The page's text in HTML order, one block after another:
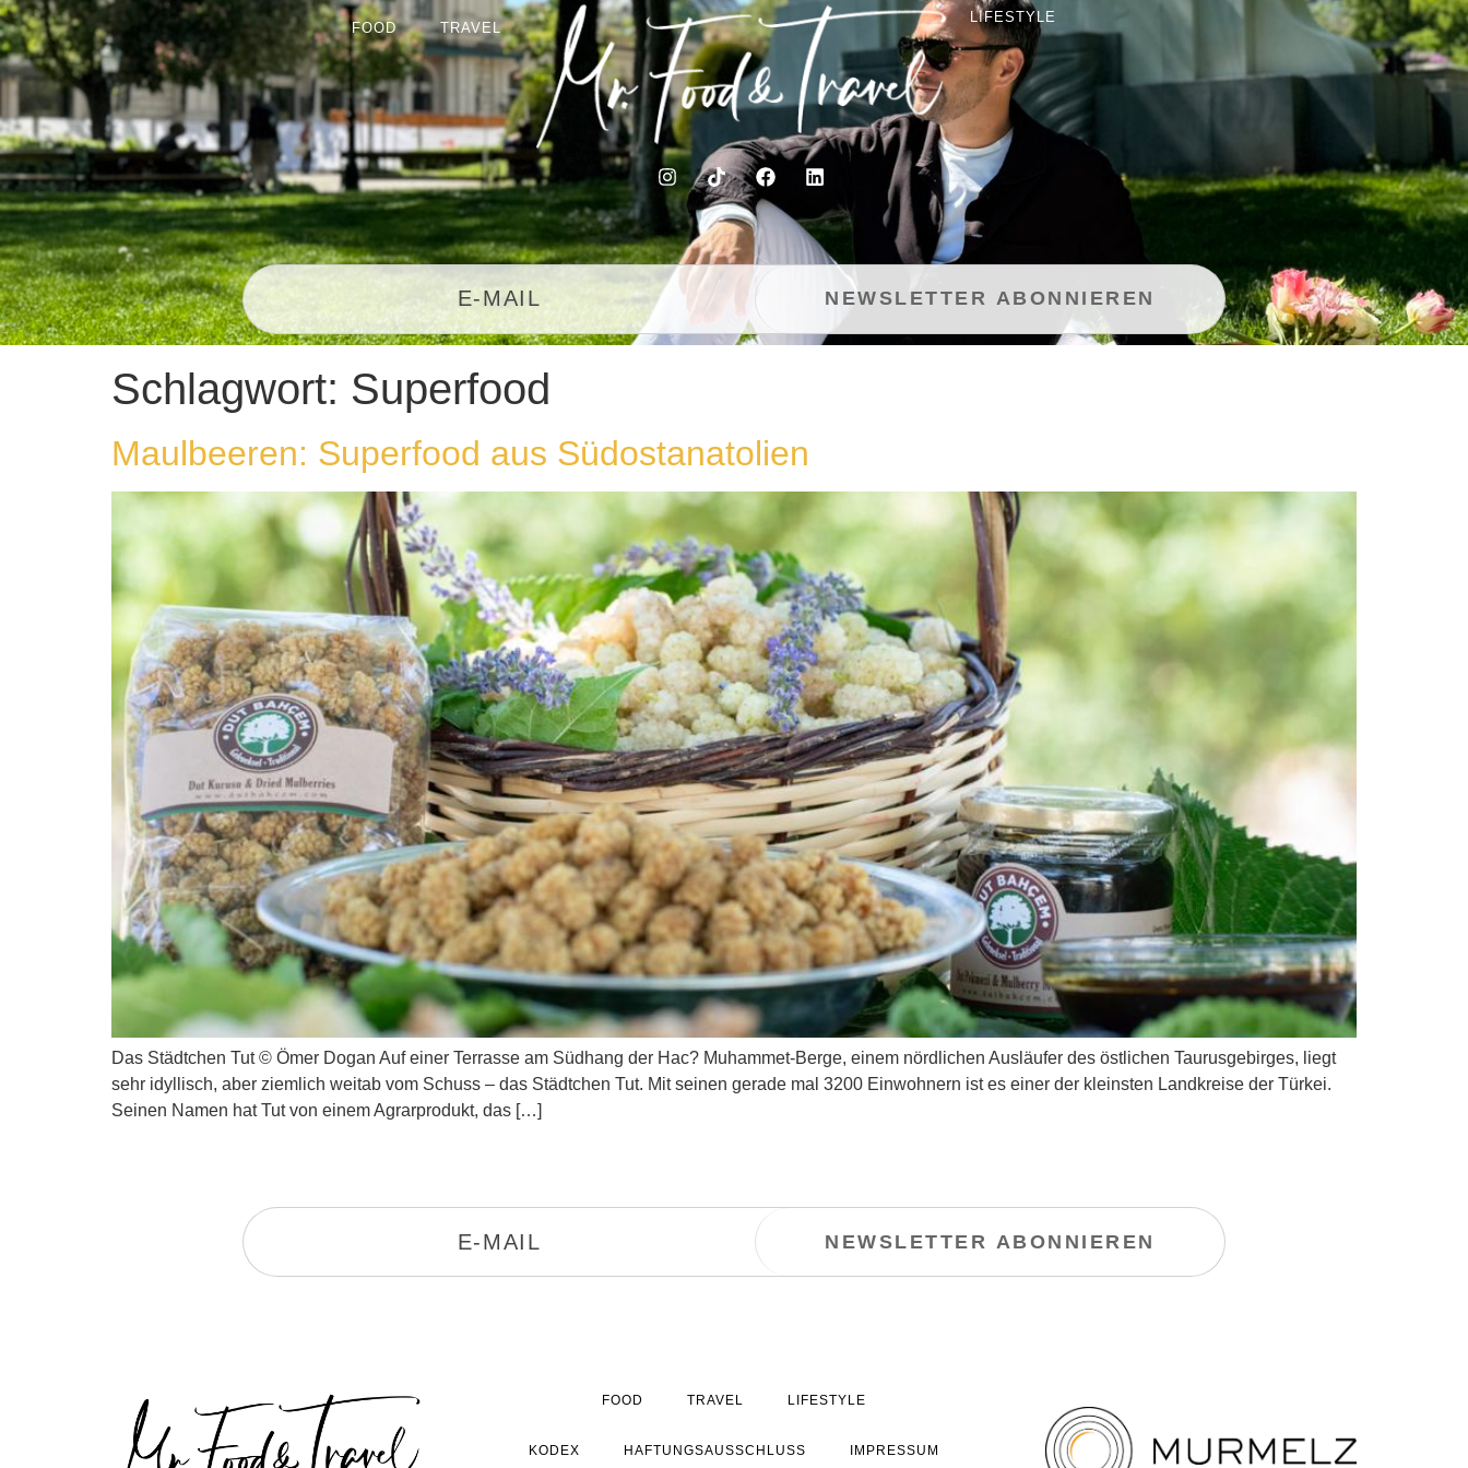
FOOD TRAVEL
LIFESTYLE
Schlagwort: Superfood
Maulbeeren: Superfood aus Südostanatolien
Das Städtchen Tut © Ömer Dogan Auf einer Terrasse am Südhang der Hac? Muhammet-Berge, einem nördlichen Ausläufer des östlichen Taurusgebirges, liegt 
sehr idyllisch, aber ziemlich weitab vom Schuss – das Städtchen Tut. Mit seinen gerade mal 3200 Einwohnern ist es einer der kleinsten Landkreise der Türkei.
Seinen Namen hat Tut von einem Agrarprodukt, das […]
FOOD TRAVEL LIFESTYLE
KODEX HAFTUNGSAUSSCHLUSS IMPRESSUM